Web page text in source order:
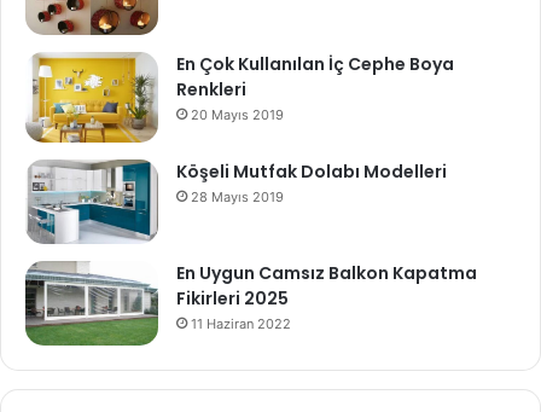
En Çok Kullanılan İç Cephe Boya
Renkleri
20 Mayıs 2019
Köşeli Mutfak Dolabı Modelleri
28 Mayıs 2019
En Uygun Camsız Balkon Kapatma
Fikirleri 2025
11 Haziran 2022